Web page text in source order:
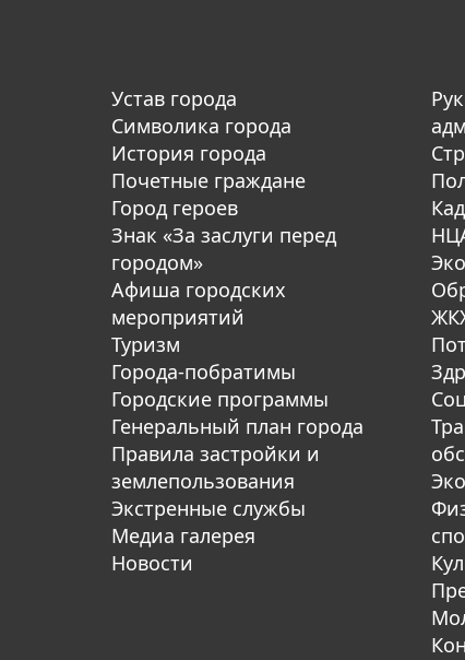
Устав города
Символика города
История города
Почетные граждане
Город героев
Знак «За заслуги перед
городом»
Афиша городских
мероприятий
Туризм
Города-побратимы
Городские программы
Генеральный план города
Правила застройки и
землепользования
Экстренные службы
Медиа галерея
Новости